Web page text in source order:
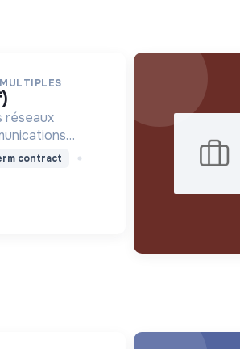
réseaux
les
contract